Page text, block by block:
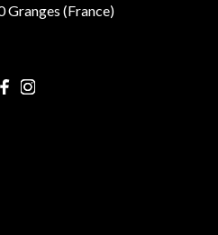
Granges (France)